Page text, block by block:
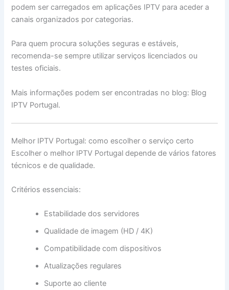
podem ser carregados em aplicações IPTV para aceder a
canais organizados por categorias.
Para quem procura soluções seguras e estáveis,
recomenda-se sempre utilizar serviços licenciados ou
testes oficiais.
Mais informações podem ser encontradas no blog: Blog
IPTV Portugal.
Melhor IPTV Portugal: como escolher o serviço certo
Escolher o melhor IPTV Portugal depende de vários fatores
técnicos e de qualidade.
Critérios essenciais:
Estabilidade dos servidores
Qualidade de imagem (HD / 4K)
Compatibilidade com dispositivos
Atualizações regulares
Suporte ao cliente